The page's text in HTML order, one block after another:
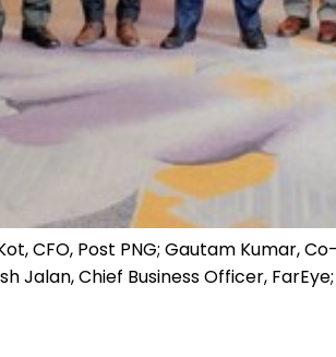
CFO, Post PNG; Gautam Kumar,
Jalan, Chief Business Officer,